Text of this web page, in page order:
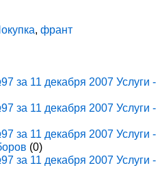
,франт
за 11 декабря 2007 Услуги -
за 11 декабря 2007 Услуги -
за 11 декабря 2007 Услуги -
(0)
за 11 декабря 2007 Услуги -